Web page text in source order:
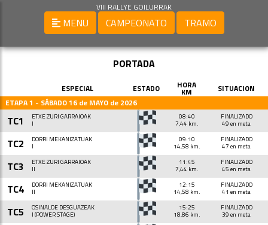
VIII RALLYE GOILURRAK
MENU CAMPEONATO TRAMO
PORTADA
ESPECIAL ESTADO HORA
KM
SITUACION
ETAPA 1 - SÁBADO 16 de MAYO de 2026
TC1
ETXE ZURI GARRAIOAK
I
08:40
7,44 km.
FINALIZADO
49 en meta
TC2
DORRI MEKANIZATUAK
I
09:10
14,58 km.
FINALIZADO
47 en meta
TC3
ETXE ZURI GARRAIOAK
II
11:45
7,44 km.
FINALIZADO
45 en meta
TC4
DORRI MEKANIZATUAK
II
12:15
14,58 km.
FINALIZADO
41 en meta
TC5
OSINALDE DESGUAZEAK
I (POWER STAGE)
15:25
18,86 km.
FINALIZADO
39 en meta